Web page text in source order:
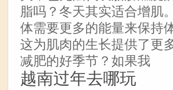
脂吗？冬天其实适合增肌
体需要更多的能量来保持
这为肌肉的生长提供了更
减肥的好季节？如果我
越南过年去哪玩